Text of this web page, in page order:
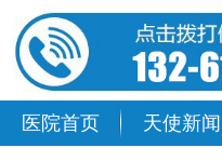
医院首页 天使新闻